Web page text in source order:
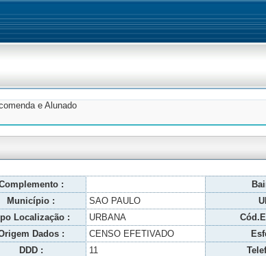
e Alunado
:
Município : SAO PAULO
Localização : URBANA
Dados : CENSO EFETIVADO
DDD : 11